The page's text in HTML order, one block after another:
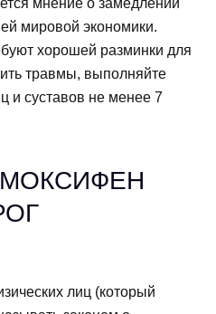
мнение о замедлении
мировой экономики.
хорошей разминки для
травмы, выполняйте
и суставов не менее 7
лиц (который